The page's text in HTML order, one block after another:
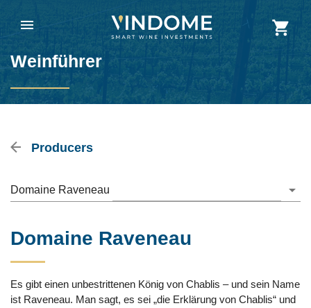
Weinführer
Producers
Domaine Raveneau
Domaine Raveneau
Es gibt einen unbestrittenen König von Chablis – und sein Name
ist Raveneau. Man sagt, es sei „die Erklärung von Chablis“ und